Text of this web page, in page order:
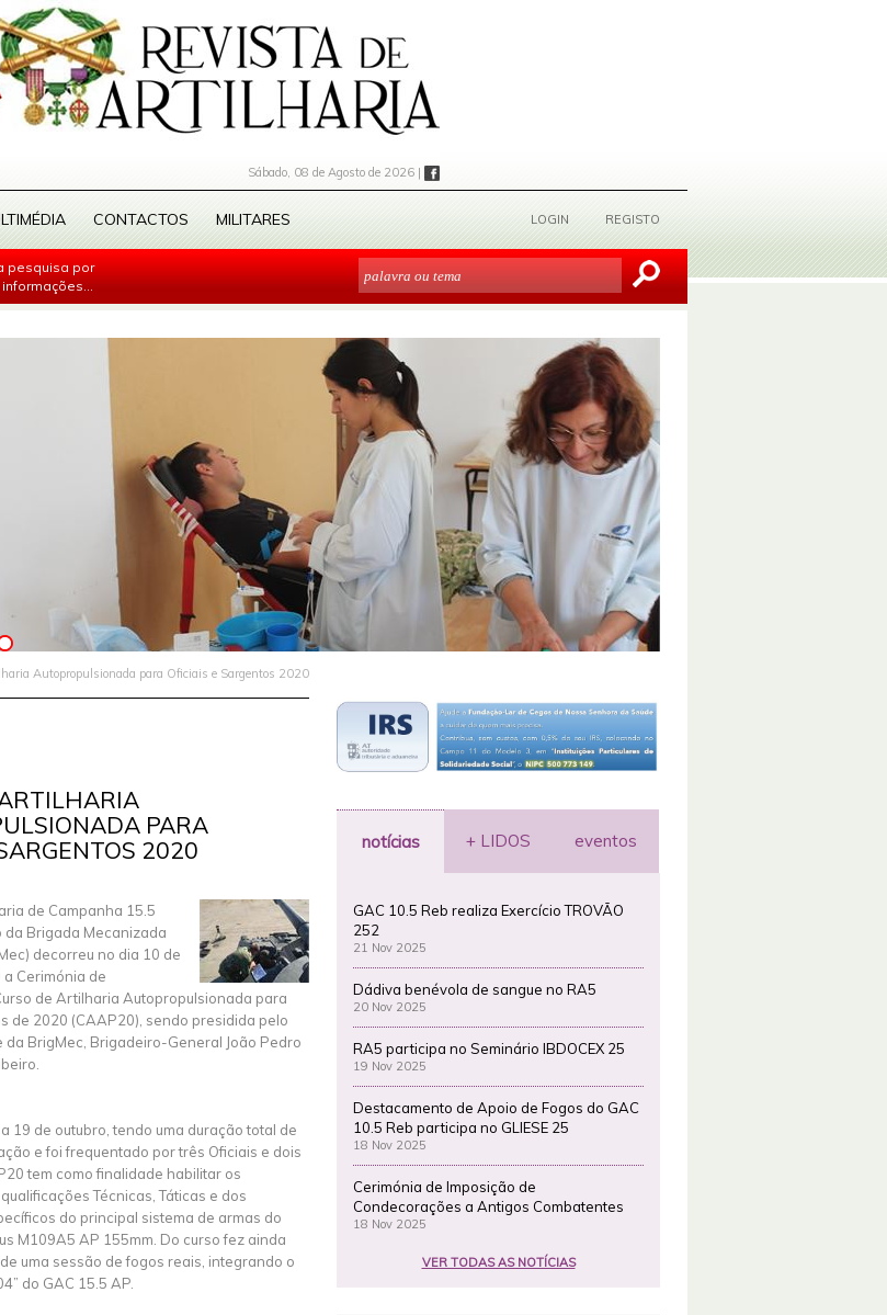
Sábado, 08 de Agosto de 2026 |
CONTACTOS MILITARES LOGIN REGISTO
pesquisa por
Autopropulsionada para Oficiais e Sargentos 2020
PARA
2020
de Campanha 15.5
Brigada Mecanizada
decorreu no dia 10 de
Cerimónia de
de Artilharia Autopropulsionada para
de 2020 (CAAP20), sendo presidida pelo
da BrigMec, Brigadeiro-General João Pedro
19 de outubro, tendo uma duração total de
e foi frequentado por três Oficiais e dois
tem como finalidade habilitar os
Técnicas, Táticas e dos
do principal sistema de armas do
M109A5 AP 155mm. Do curso fez ainda
uma sessão de fogos reais, integrando o
do GAC 15.5 AP.
notícias + LIDOS eventos
GAC 10.5 Reb realiza Exercício TROVÃO
252
21 Nov 2025
Dádiva benévola de sangue no RA5
20 Nov 2025
RA5 participa no Seminário IBDOCEX 25
19 Nov 2025
Destacamento de Apoio de Fogos do GAC
10.5 Reb participa no GLIESE 25
18 Nov 2025
Cerimónia de Imposição de
Condecorações a Antigos Combatentes
18 Nov 2025
VER TODAS AS NOTÍCIAS